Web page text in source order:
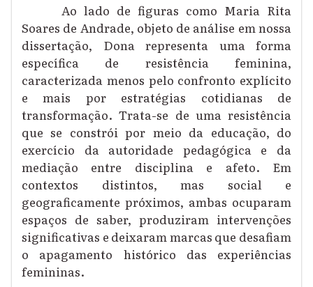
Ao lado de figuras como Maria Rita
Soares de Andrade, objeto de análise em nossa
dissertação, Dona representa uma forma
específica de resistência feminina,
caracterizada menos pelo confronto explícito
e mais por estratégias cotidianas de
transformação. Trata-se de uma resistência
que se constrói por meio da educação, do
exercício da autoridade pedagógica e da
mediação entre disciplina e afeto. Em
contextos distintos, mas social e
geograficamente próximos, ambas ocuparam
espaços de saber, produziram intervenções
significativas e deixaram marcas que desafiam
o apagamento histórico das experiências
femininas.